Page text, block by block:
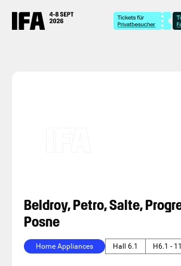
Beldroy, Petro, Salte,
Posne
Home Appliances Hall 6.1 H6.1 -